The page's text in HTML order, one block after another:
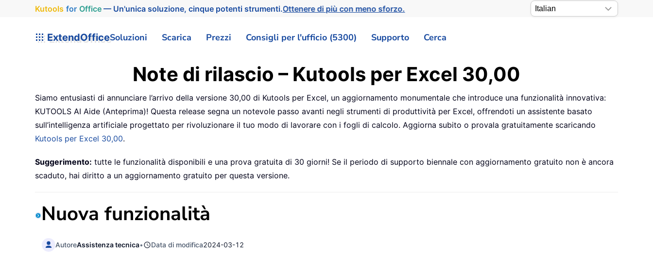
Kutools for Office— Un'unica soluzione, cinque potenti strumenti.Ottenere di più con meno sforzo.
ExtendOfficeSoluzioni Scarica Prezzi Consigli per l'ufficio (5300) Supporto Cerca
Note di rilascio – Kutools per Excel 30,00
Siamo entusiasti di annunciare l’arrivo della versione 30,00 di Kutools per Excel, un aggiornamento monumentale che introduce una funzionalità innovativa:
KUTOOLS AI Aide (Anteprima)! Questa release segna un notevole passo avanti negli strumenti di produttività per Excel, offrendoti un assistente basato
sull’intelligenza artificiale progettato per rivoluzionare il tuo modo di lavorare con i fogli di calcolo. Aggiorna subito o provala gratuitamente scaricando
Kutools per Excel 30,00.
Suggerimento: tutte le funzionalità disponibili e una prova gratuita di 30 giorni! Se il periodo di supporto biennale con aggiornamento gratuito non è ancora
scaduto, hai diritto a un aggiornamento gratuito per questa versione.
Nuova funzionalità
AutoreAssistenza tecnica• Data di modifica2024-03-12